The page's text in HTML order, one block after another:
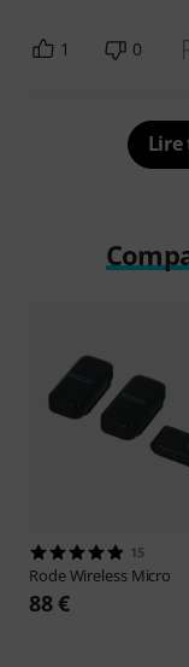
1 0
Lire
15
RodeWireless Micro
88 €